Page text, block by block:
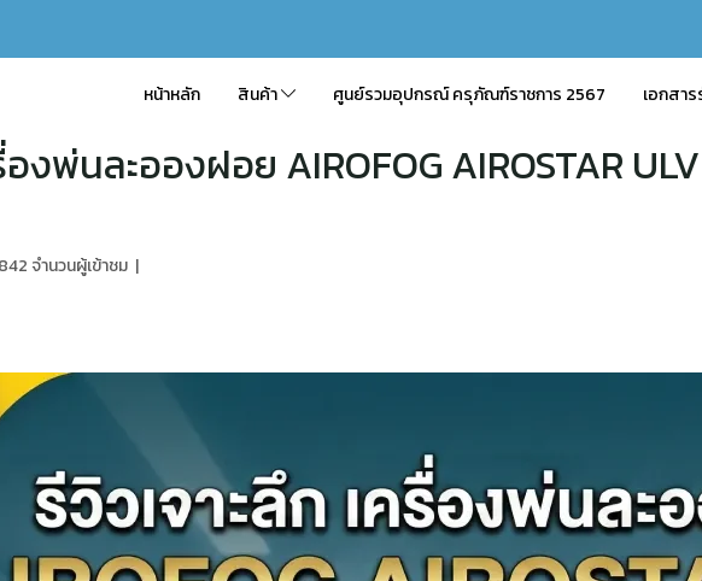
หน้าหลัก สินค้า ศูนย์รวมอุปกรณ์ ครุภัณฑ์ราชการ 2567 เอกสา
องพ่นละอองฝอย AIROFOG AIROSTAR
842 จำนวนผู้เข้าชม |